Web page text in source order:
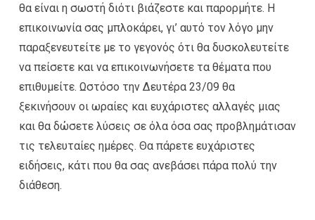
θα είναι η σωστή διότι βιάζεστε και παρορμήτε. Η
επικοινωνία σας μπλοκάρει, γι’ αυτό τον λόγο μην
παραξενευτείτε με το γεγονός ότι θα δυσκολευτείτε
να πείσετε και να επικοινωνήσετε τα θέματα που
επιθυμείτε. Ωστόσο την Δευτέρα 23/09 θα
ξεκινήσουν οι ωραίες και ευχάριστες αλλαγές μιας
και θα δώσετε λύσεις σε όλα όσα σας προβλημάτισαν
τις τελευταίες ημέρες. Θα πάρετε ευχάριστες
ειδήσεις, κάτι που θα σας ανεβάσει πάρα πολύ την
διάθεση.